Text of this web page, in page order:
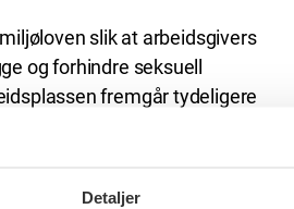
Detaljer
slik at arbeidsgivers
og forhindre seksuell
fremgår tydeligere
§ 4-3.
erstatningsansvar for